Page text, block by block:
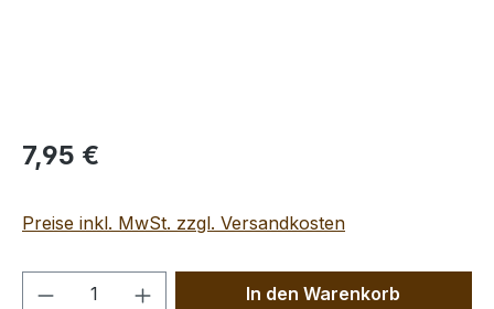
Regulärer Preis:
7,95 €
Preise inkl. MwSt. zzgl. Versandkosten
Produkt Anzahl: Gib denIn den Warenkorb